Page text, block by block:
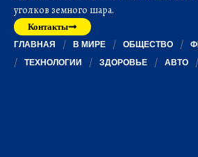
уголков земного шара.
Контакты
ГЛАВНАЯ В МИРЕ ОБЩЕСТВО
ТЕХНОЛОГИИ
ЗДОРОВЬЕ АВТО